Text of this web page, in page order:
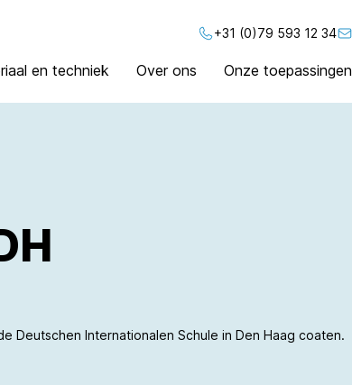
+31 (0)79 593 12 34
en techniek Over ons Onze toepassingen
Deutschen Internationalen Schule in Den Haag coaten.